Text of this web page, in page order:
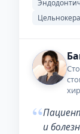
“и